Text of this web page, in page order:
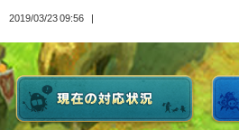
2019/03/23 09:56